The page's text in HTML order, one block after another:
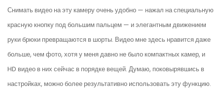
Снимать видео на эту камеру очень удобно — нажал на специальную
красную кнопку под большим пальцем — и элегантным движением
руки брюки превращаются в шорты. Видео мне здесь нравится даже
больше, чем фото, хотя у меня давно не было компактных камер, и
HD видео в них сейчас в порядке вещей. Думаю, поковырявшись в
настройках, можно более результативно использовать эту функцию.